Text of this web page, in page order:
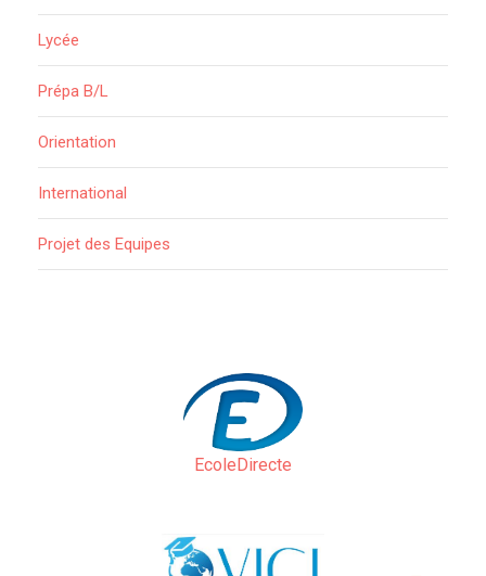
Lycée
Prépa B/L
Orientation
International
Projet des Equipes
EcoleDirecte